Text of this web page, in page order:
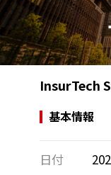
InsurTech
基本情報
日付